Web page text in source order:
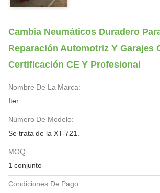
Cambia Neumáticos Duradero
Reparación Automotriz Y Garajes
Certificación CE Y Profesional
Nombre De La Marca:
Iter
Número De Modelo:
Se trata de la XT-721.
MOQ:
1 conjunto
Condiciones De Pago: